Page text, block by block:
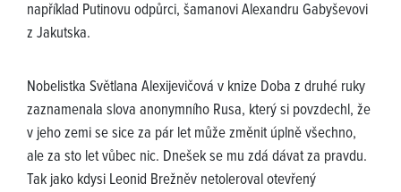
například Putinovu odpůrci, šamanovi Alexandru Gabyševovi
z Jakutska.
Nobelistka Světlana Alexijevičová v knize Doba z druhé ruky
zaznamenala slova anonymního Rusa, který si povzdechl, že
v jeho zemi se sice za pár let může změnit úplně všechno,
ale za sto let vůbec nic. Dnešek se mu zdá dávat za pravdu.
Tak jako kdysi Leonid Brežněv netoleroval otevřený